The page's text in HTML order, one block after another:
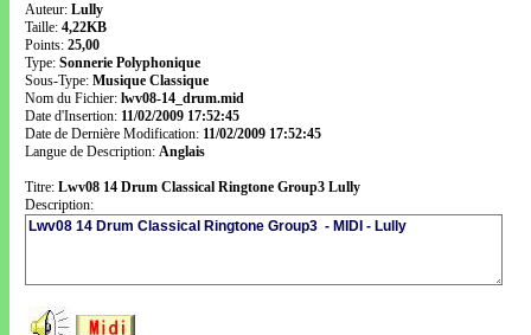
Auteur: Lully
Taille: 4,22KB
Points: 25,00
Type: Sonnerie Polyphonique
Sous-Type: Musique Classique
Nom du Fichier: lwv08-14_drum.mid
Date d'Insertion: 11/02/2009 17:52:45
Date de Dernière Modification: 11/02/2009 17:52:45
Langue de Description: Anglais
Titre: Lwv08 14 Drum Classical Ringtone Group3 Lully
Description: